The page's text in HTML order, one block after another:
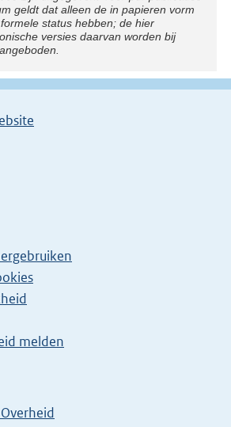
geldt dat alleen de in papieren vorm
status hebben; de hier
versies daarvan worden bij
melden